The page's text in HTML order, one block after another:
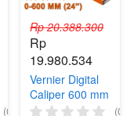
(0)
Rp 20.388.300
Rp
19.980.534
Vernier Digital
Caliper 600 mm
MITUTOYO
(0)